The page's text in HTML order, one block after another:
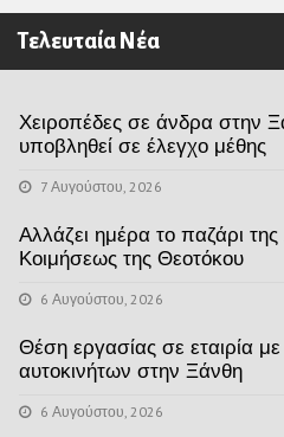
Τελευταία Νέα
Χειροπέδες σε άνδρα στην
υποβληθεί σε έλεγχο μέθης
7 Αυγούστου, 2026
Αλλάζει ημέρα το παζάρι
Κοιμήσεως της Θεοτόκου
6 Αυγούστου, 2026
Θέση εργασίας σε εταιρία
αυτοκινήτων στην Ξάνθη
6 Αυγούστου, 2026